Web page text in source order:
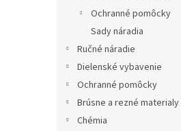
Ochranné pomôcky
Sady náradia
Ručné náradie
Dielenské vybavenie
Ochranné pomôcky
Brúsne a rezné materialy
Chémia